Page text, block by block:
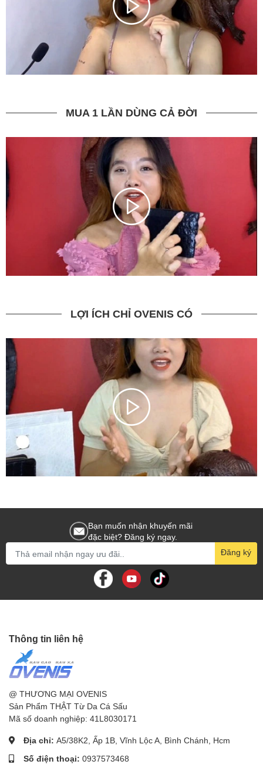
MUA 1 LẦN DÙNG CẢ ĐỜI
LỢI ÍCH CHỈ OVENIS CÓ
Bạn muốn nhận khuyến mãi
đặc biệt? Đăng ký ngay.
Đăng ký
Thông tin liên hệ
@ THƯƠNG MẠI OVENIS
Sản Phẩm THẬT Từ Da Cá Sấu
Mã số doanh nghiệp: 41L8030171
Địa chỉ: A5/38K2, Ấp 1B, Vĩnh Lộc A, Bình Chánh, Hcm
Số điện thoại: 0937573468